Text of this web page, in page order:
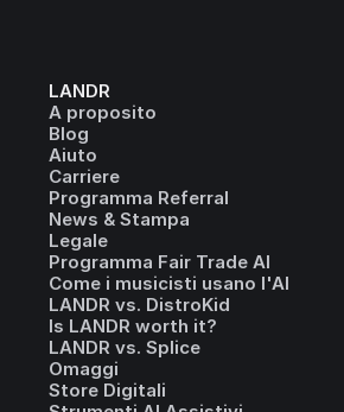
LANDR
A proposito
Blog
Aiuto
Carriere
Programma Referral
News & Stampa
Legale
Programma Fair Trade AI
Come i musicisti usano l'AI
LANDR vs. DistroKid
Is LANDR worth it?
LANDR vs. Splice
Omaggi
Store Digitali